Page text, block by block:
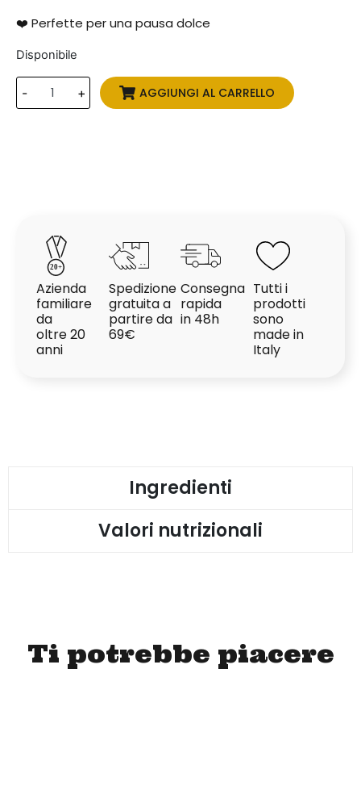
❤️ Perfette per una pausa dolce
Disponibile
- + AGGIUNGI AL CARRELLO
20+
Azienda
familiare
da
oltre 20
anni
Spedizione
gratuita a
partire da
69€
Consegna
rapida
in 48h
Tutti i
prodotti
sono
made in
Italy
Ingredienti
Valori nutrizionali
Ti potrebbe piacere